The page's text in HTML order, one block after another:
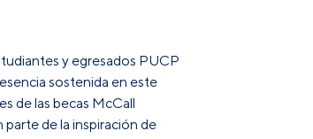
y egresados PUCP
sostenida en este
de las becas McCall
de la inspiración de